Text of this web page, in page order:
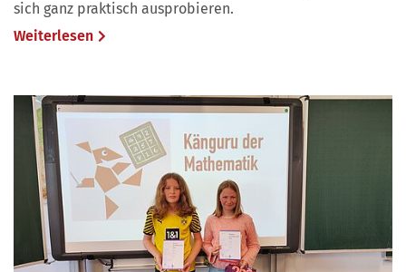
sich ganz praktisch ausprobieren.
Weiterlesen